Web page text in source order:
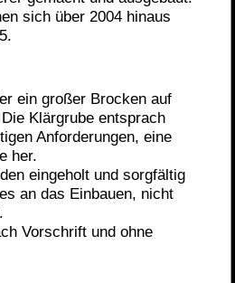
sich über 2004 hinaus
ein großer Brocken auf
Klärgrube entsprach
Anforderungen, eine
her.
eingeholt und sorgfältig
an das Einbauen, nicht
Vorschrift und ohne